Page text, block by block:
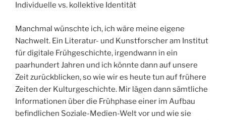
Individuelle vs. kollektive Identität
Manchmal wünschte ich, ich wäre meine eigene
Nachwelt. Ein Literatur- und Kunstforscher am Institut
für digitale Frühgeschichte, irgendwann in ein
paarhundert Jahren und ich könnte dann auf unsere
Zeit zurückblicken, so wie wir es heute tun auf frühere
Zeiten der Kulturgeschichte. Mir lägen dann sämtliche
Informationen über die Frühphase einer im Aufbau
befindlichen Soziale-Medien-Welt vor und wie sie